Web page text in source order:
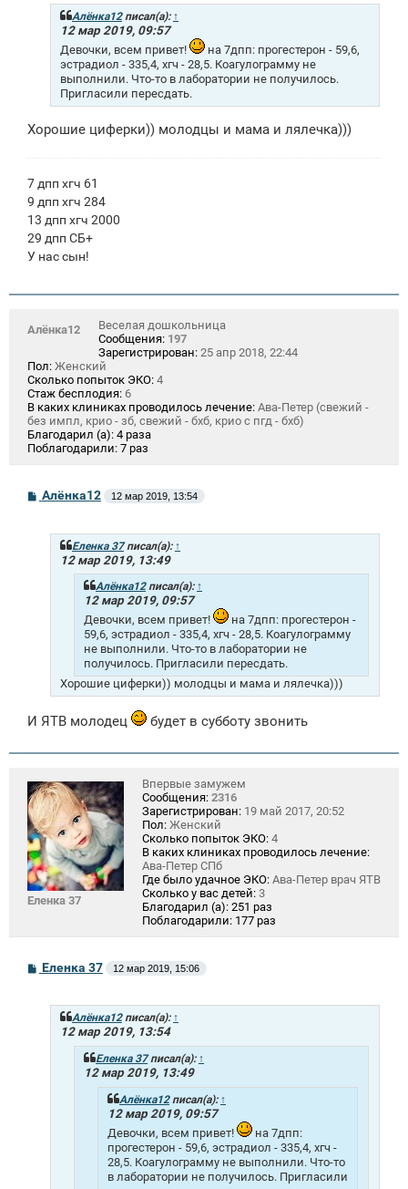
Алёнка12писал(а): ↑
12 мар 2019, 09:57
Девочки, всем привет!
на 7дпп: прогестерон - 59,6,
эстрадиол - 335,4, хгч - 28,5. Коагулограмму не
выполнили. Что-то в лаборатории не получилось.
Пригласили пересдать.
Хорошие циферки)) молодцы и мама и лялечка)))
7 дпп хгч 61
9 дпп хгч 284
13 дпп хгч 2000
29 дпп СБ+
У нас сын!
Алёнка12
Веселая дошкольница
Сообщения: 197
Зарегистрирован: 25 апр 2018, 22:44
Пол: Женский
Сколько попыток ЭКО: 4
Стаж бесплодия: 6
В каких клиниках проводилось лечение: Ава-Петер (свежий -
без импл, крио - зб, свежий - бхб, крио с пгд - бхб)
Благодарил (а): 4 раза
Поблагодарили: 7 раз
С
о
Алёнка12 12 мар 2019, 13:54
Еленка 37писал(а): ↑
12 мар 2019, 13:49
Алёнка12писал(а): ↑
12 мар 2019, 09:57
Девочки, всем привет!
на 7дпп: прогестерон -
59,6, эстрадиол - 335,4, хгч - 28,5. Коагулограмму
не выполнили. Что-то в лаборатории не
получилось. Пригласили пересдать.
Хорошие циферки)) молодцы и мама и лялечка)))
И ЯТВ молодец будет в субботу звонить
Еленка 37
Впервые замужем
Сообщения: 2316
Зарегистрирован: 19 май 2017, 20:52
Пол: Женский
Сколько попыток ЭКО: 4
В каких клиниках проводилось лечение:
Ава-Петер СПб
Где было удачное ЭКО: Ава-Петер врач ЯТВ
Сколько у вас детей: 3
Благодарил (а): 251 раз
Поблагодарили: 177 раз
С
о
Еленка 37 12 мар 2019, 15:06
Алёнка12писал(а): ↑
12 мар 2019, 13:54
Еленка 37писал(а): ↑
12 мар 2019, 13:49
Алёнка12писал(а): ↑
12 мар 2019, 09:57
Девочки, всем привет!
на 7дпп:
прогестерон - 59,6, эстрадиол - 335,4, хгч -
28,5. Коагулограмму не выполнили. Что-то
в лаборатории не получилось. Пригласили